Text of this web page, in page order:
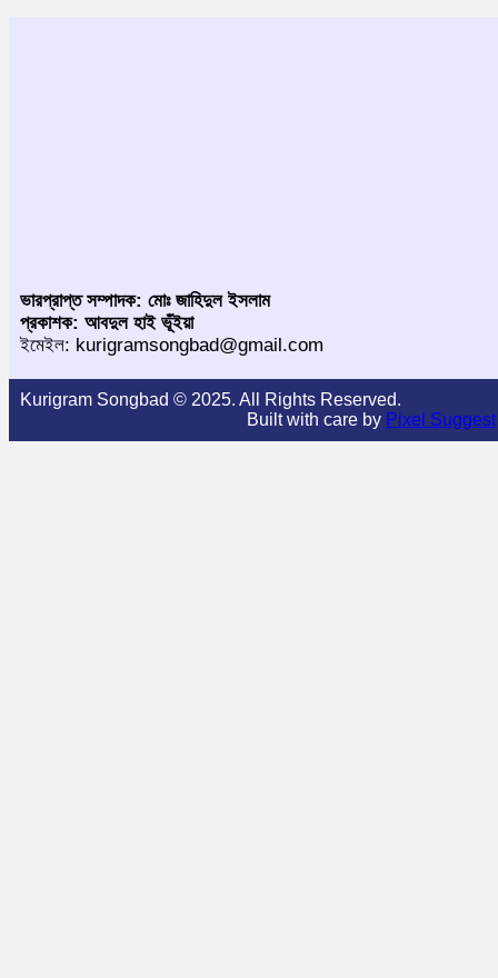
ভারপ্রাপ্ত সম্পাদক: মোঃ জাহিদুল ইসলাম
প্রকাশক: আবদুল হাই ভূঁইয়া
ইমেইল: kurigramsongbad@gmail.com
Kurigram Songbad © 2025. All Rights Reserved.
Built with care by Pixel Suggest